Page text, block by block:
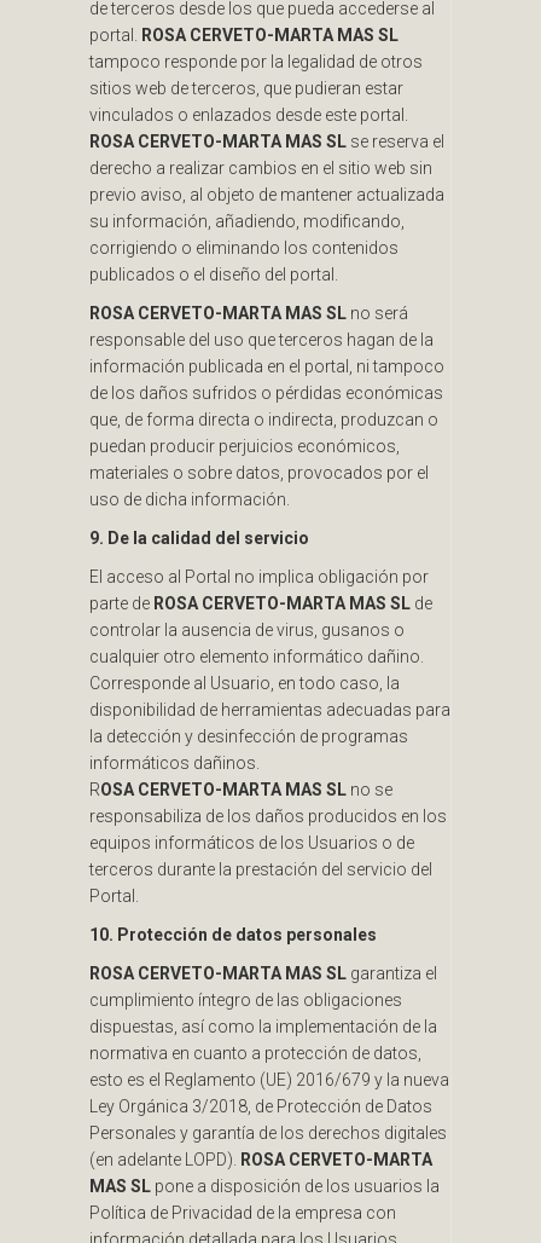
de terceros desde los que pueda accederse al
portal.
ROSA CERVETO-MARTA MAS SL
tampoco responde por la legalidad de otros
sitios web de terceros, que pudieran estar
vinculados o enlazados desde este portal.
ROSA CERVETO-MARTA MAS SL se reserva el
derecho a realizar cambios en el sitio web sin
previo aviso, al objeto de mantener actualizada
su información, añadiendo, modificando,
corrigiendo o eliminando los contenidos
publicados o el diseño del portal.
ROSA CERVETO-MARTA MAS SL no será
responsable del uso que terceros hagan de la
información publicada en el portal, ni tampoco
de los daños sufridos o pérdidas económicas
que, de forma directa o indirecta, produzcan o
puedan producir perjuicios económicos,
materiales o sobre datos, provocados por el
uso de dicha información.
9. De la calidad del servicio
El acceso al Portal no implica obligación por
parte de ROSA CERVETO-MARTA MAS SL de
controlar la ausencia de virus, gusanos o
cualquier otro elemento informático dañino.
Corresponde al Usuario, en todo caso, la
disponibilidad de herramientas adecuadas para
la detección y desinfección de programas
informáticos dañinos.
ROSA CERVETO-MARTA MAS SL no se
responsabiliza de los daños producidos en los
equipos informáticos de los Usuarios o de
terceros durante la prestación del servicio del
Portal.
10. Protección de datos personales
ROSA CERVETO-MARTA MAS SL garantiza el
cumplimiento íntegro de las obligaciones
dispuestas, así como la implementación de la
normativa en cuanto a protección de datos,
esto es el Reglamento (UE) 2016/679 y la nueva
Ley Orgánica 3/2018, de Protección de Datos
Personales y garantía de los derechos digitales
(en adelante LOPD).
ROSA CERVETO-MARTA
MAS SL pone a disposición de los usuarios la
Política de Privacidad de la empresa con
información detallada para los Usuarios.